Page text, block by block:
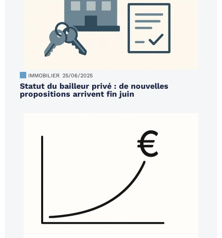
IMMOBILIER 25/06/2025
Statut du bailleur privé : de nouvelles
propositions arrivent fin juin